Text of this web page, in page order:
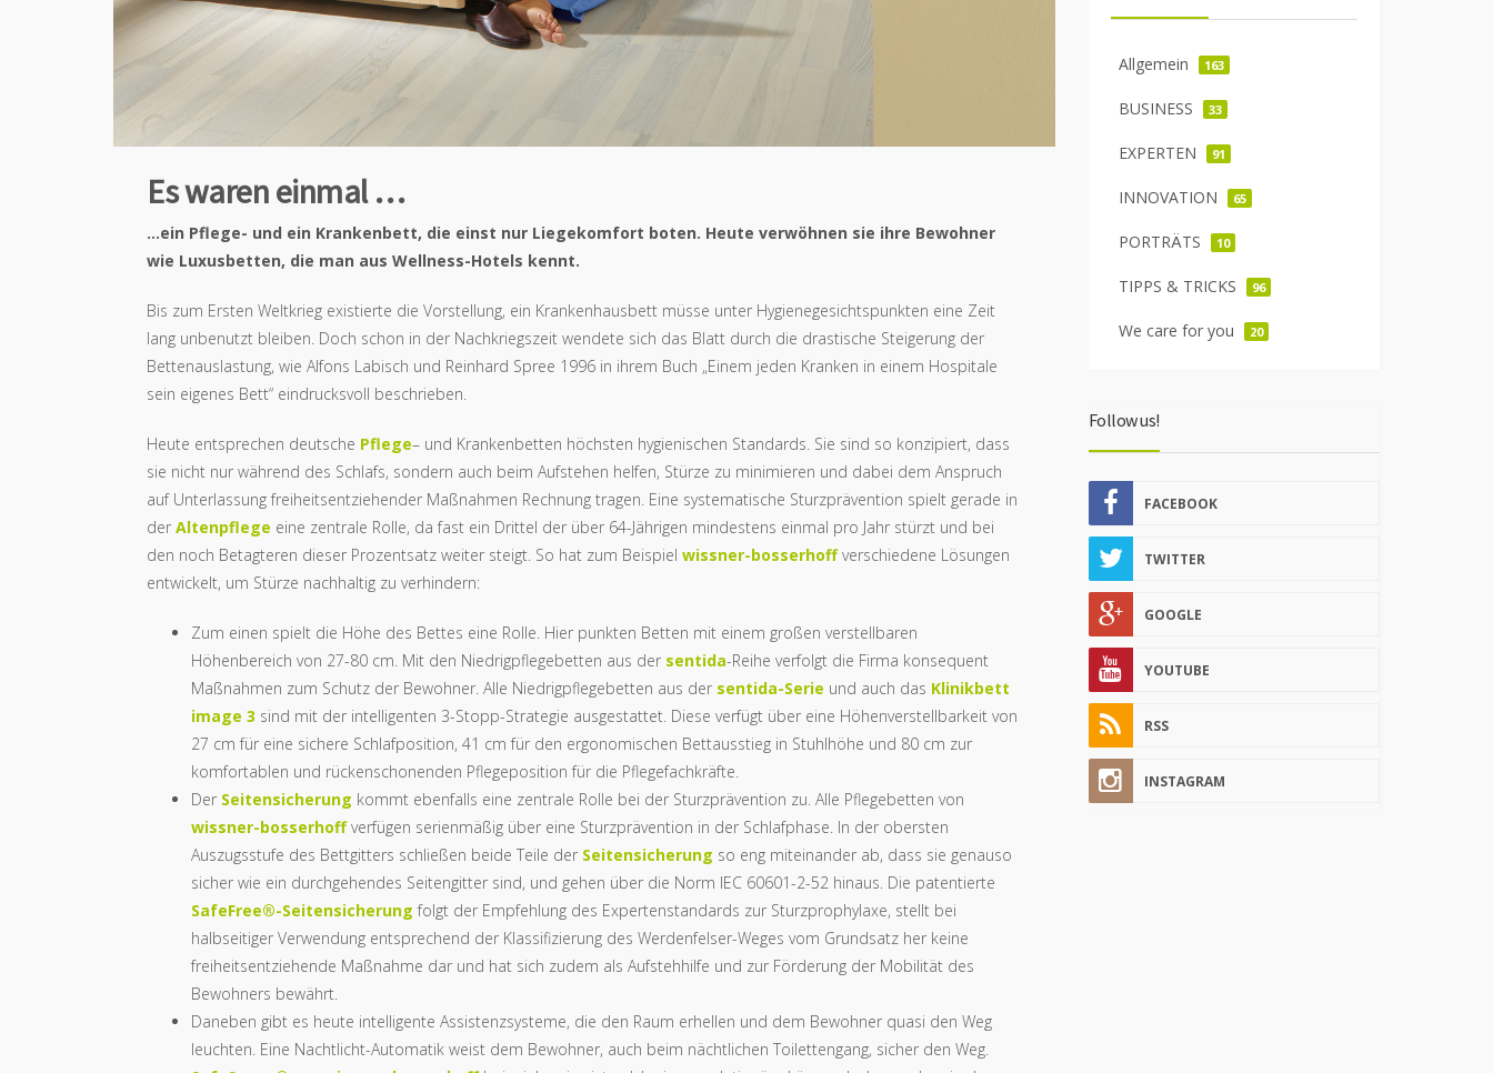
Es waren einmal …
…ein Pflege- und ein Krankenbett, die einst nur Liegekomfort boten. Heute verwöhnen sie ihre Bewohner
wie Luxusbetten, die man aus Wellness-Hotels kennt.
Bis zum Ersten Weltkrieg existierte die Vorstellung, ein Krankenhausbett müsse unter Hygienegesichtspunkten eine Zeit
lang unbenutzt bleiben. Doch schon in der Nachkriegszeit wendete sich das Blatt durch die drastische Steigerung der
Bettenauslastung, wie Alfons Labisch und Reinhard Spree 1996 in ihrem Buch „Einem jeden Kranken in einem Hospitale
sein eigenes Bett“ eindrucksvoll beschrieben.
Heute entsprechen deutsche Pflege– und Krankenbetten höchsten hygienischen Standards. Sie sind so konzipiert, dass
sie nicht nur während des Schlafs, sondern auch beim Aufstehen helfen, Stürze zu minimieren und dabei dem Anspruch
auf Unterlassung freiheitsentziehender Maßnahmen Rechnung tragen. Eine systematische Sturzprävention spielt gerade in
der Altenpflege eine zentrale Rolle, da fast ein Drittel der über 64-Jährigen mindestens einmal pro Jahr stürzt und bei
den noch Betagteren dieser Prozentsatz weiter steigt. So hat zum Beispiel wissner-bosserhoffverschiedene Lösungen
entwickelt, um Stürze nachhaltig zu verhindern:
Zum einen spielt die Höhe des Bettes eine Rolle. Hier punkten Betten mit einem großen verstellbaren
Höhenbereich von 27-80 cm. Mit den Niedrigpflegebetten aus der sentida-Reihe verfolgt die Firma konsequent
Maßnahmen zum Schutz der Bewohner. Alle Niedrigpflegebetten aus der sentida-Serie und auch das Klinikbett
image 3 sind mit der intelligenten 3-Stopp-Strategie ausgestattet. Diese verfügt über eine Höhenverstellbarkeit von
27 cm für eine sichere Schlafposition, 41 cm für den ergonomischen Bettausstieg in Stuhlhöhe und 80 cm zur
komfortablen und rückenschonenden Pflegeposition für die Pflegefachkräfte.
Der Seitensicherung kommt ebenfalls eine zentrale Rolle bei der Sturzprävention zu. Alle Pflegebetten von
wissner-bosserhoffverfügen serienmäßig über eine Sturzprävention in der Schlafphase. In der obersten
Auszugsstufe des Bettgitters schließen beide Teile der Seitensicherung so eng miteinander ab, dass sie genauso
sicher wie ein durchgehendes Seitengitter sind, und gehen über die Norm IEC 60601-2-52 hinaus. Die patentierte
SafeFree®-Seitensicherung folgt der Empfehlung des Expertenstandards zur Sturzprophylaxe, stellt bei
halbseitiger Verwendung entsprechend der Klassifizierung des Werdenfelser-Weges vom Grundsatz her keine
freiheitsentziehende Maßnahme dar und hat sich zudem als Aufstehhilfe und zur Förderung der Mobilität des
Bewohners bewährt.
Daneben gibt es heute intelligente Assistenzsysteme, die den Raum erhellen und dem Bewohner quasi den Weg
leuchten. Eine Nachtlicht-Automatik weist dem Bewohner, auch beim nächtlichen Toilettengang, sicher den Weg.
Allgemein 163
BUSINESS 33
EXPERTEN 91
INNOVATION 65
PORTRÄTS 10
TIPPS & TRICKS 96
We care for you 20
Follow us!
FACEBOOK
TWITTER
GOOGLE
YOUTUBE
RSS
INSTAGRAM